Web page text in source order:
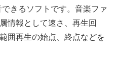
きるソフトです。音楽ファ
情報として速さ、再生回
囲再生の始点、終点などを